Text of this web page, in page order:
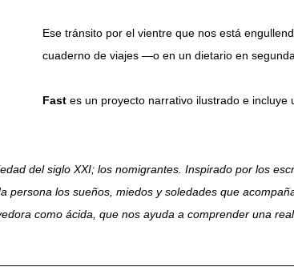
Ese tránsito por el vientre que nos está
cuaderno de viajes —o en un dietario en
Fastes un proyecto narrativo ilustrado e incluye
del siglo XXI; los nomigrantes. Inspirado por los
persona los sueños, miedos y soledades que
como ácida, que nos ayuda a comprender una